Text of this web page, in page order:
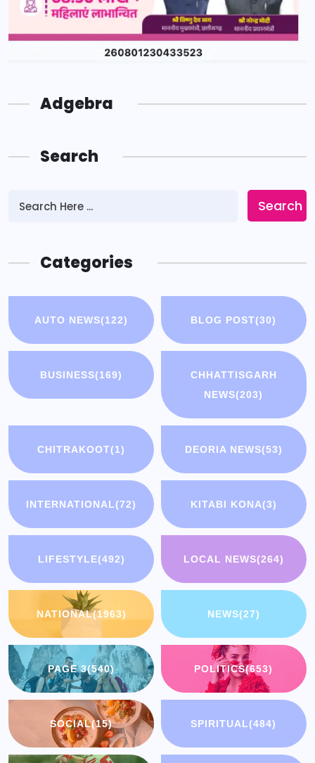
Adgebra
Search
Search
Categories
AUTO NEWS(122) BLOG POST(30)
BUSINESS(169)
CHHATTISGARH
NEWS(203)
CHITRAKOOT(1) DEORIA NEWS(53)
INTERNATIONAL(72) KITABI KONA(3)
LIFESTYLE(492) LOCAL NEWS(264)
NATIONAL(1963) NEWS(27)
PAGE 3(540) POLITICS(653)
SOCIAL(15) SPIRITUAL(484)